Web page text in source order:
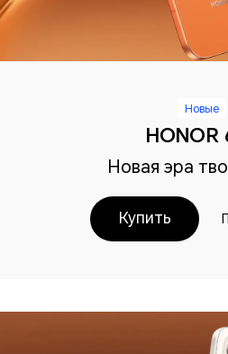
Новые
HONOR
Новая эра
Купить